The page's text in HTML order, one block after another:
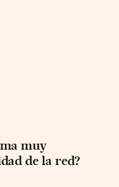
muy
de la red?